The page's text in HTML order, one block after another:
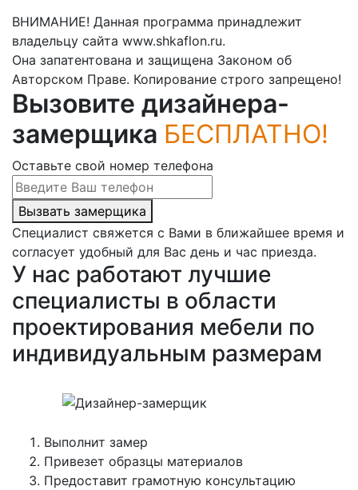
ВНИМАНИЕ! Данная программа принадлежит
владельцу сайта www.shkaflon.ru.
Она запатентована и защищена Законом об
Авторском Праве. Копирование строго запрещено!
Вызовите дизайнера-
замерщика БЕСПЛАТНО!
Оставьте свой номер телефона
Вызвать замерщика
Специалист свяжется с Вами в ближайшее время и
согласует удобный для Вас день и час приезда.
У нас работают лучшие
специалисты в области
проектирования мебели по
индивидуальным размерам
Выполнит замер
Привезет образцы материалов
Предоставит грамотную консультацию